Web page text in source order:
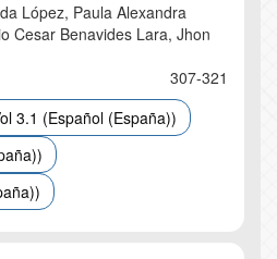
López, Paula Alexandra
Cesar Benavides Lara, Jhon
307-321
3.1 (Español (España))